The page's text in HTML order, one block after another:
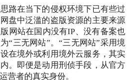
在当下的侵权环境下已有些过
盘中泛滥的盗版资源的主要来源
网站在国内没有IP、没有备案也
“三无网站”。“三无网站”采用境
在境外或利用境外云服务，其实
。即便是动用刑侦手段，从官方
营者的真实身份。